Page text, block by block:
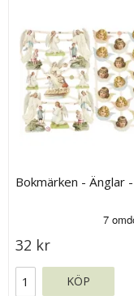
Bokmärken - Änglar
32 kr
KÖP